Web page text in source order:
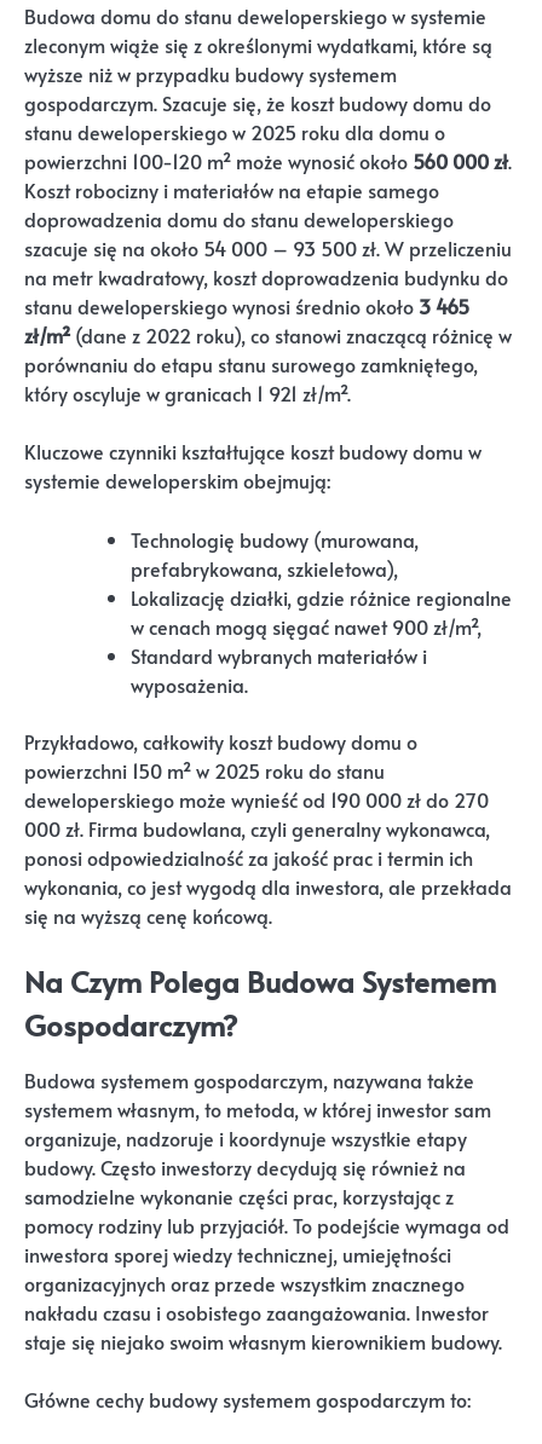
Budowa domu do stanu deweloperskiego w systemie
zleconym wiąże się z określonymi wydatkami, które są
wyższe niż w przypadku budowy systemem
gospodarczym. Szacuje się, że koszt budowy domu do
stanu deweloperskiego w 2025 roku dla domu o
powierzchni 100-120 m² może wynosić około 560 000 zł.
Koszt robocizny i materiałów na etapie samego
doprowadzenia domu do stanu deweloperskiego
szacuje się na około 54 000 – 93 500 zł. W przeliczeniu
na metr kwadratowy, koszt doprowadzenia budynku do
stanu deweloperskiego wynosi średnio około 3 465
zł/m² (dane z 2022 roku), co stanowi znaczącą różnicę w
porównaniu do etapu stanu surowego zamkniętego,
który oscyluje w granicach 1 921 zł/m².
Kluczowe czynniki kształtujące koszt budowy domu w
systemie deweloperskim obejmują:
Technologię budowy (murowana,
prefabrykowana, szkieletowa),
Lokalizację działki, gdzie różnice regionalne
w cenach mogą sięgać nawet 900 zł/m²,
Standard wybranych materiałów i
wyposażenia.
Przykładowo, całkowity koszt budowy domu o
powierzchni 150 m² w 2025 roku do stanu
deweloperskiego może wynieść od 190 000 zł do 270
000 zł. Firma budowlana, czyli generalny wykonawca,
ponosi odpowiedzialność za jakość prac i termin ich
wykonania, co jest wygodą dla inwestora, ale przekłada
się na wyższą cenę końcową.
Na Czym Polega Budowa Systemem
Gospodarczym?
Budowa systemem gospodarczym, nazywana także
systemem własnym, to metoda, w której inwestor sam
organizuje, nadzoruje i koordynuje wszystkie etapy
budowy. Często inwestorzy decydują się również na
samodzielne wykonanie części prac, korzystając z
pomocy rodziny lub przyjaciół. To podejście wymaga od
inwestora sporej wiedzy technicznej, umiejętności
organizacyjnych oraz przede wszystkim znacznego
nakładu czasu i osobistego zaangażowania. Inwestor
staje się niejako swoim własnym kierownikiem budowy.
Główne cechy budowy systemem gospodarczym to: